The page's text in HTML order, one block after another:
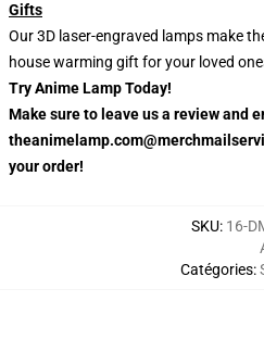
Gifts
Our 3D laser-engraved lamps make
house warming gift for your loved
Try Anime Lamp Today!
Make sure to leave us a review and
your order!
SKU: 16-
Catégories: